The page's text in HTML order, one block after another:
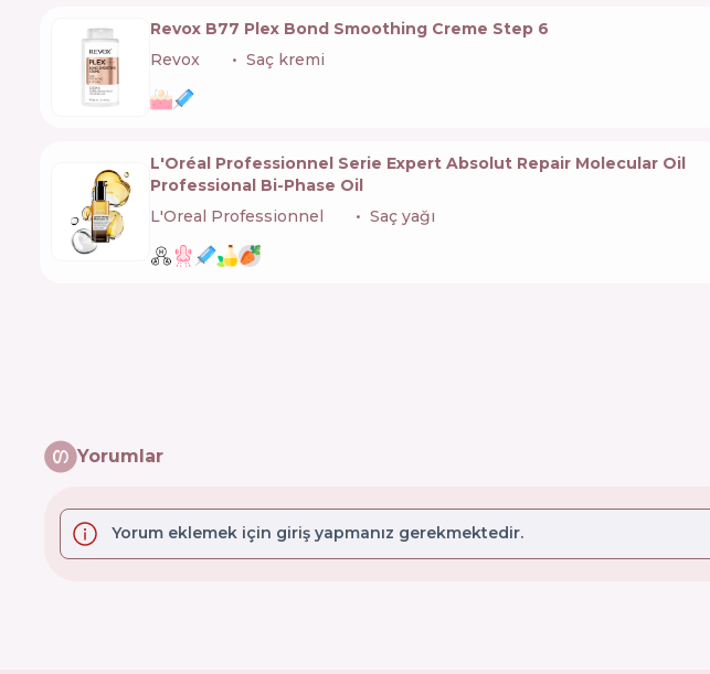
Revox B77 Plex Bond Smoothing Creme Step 6
Revox
Saç kremi
L'Oréal Professionnel Serie Expert Absolut Repair Molecular Oil
Professional Bi-Phase Oil
L'Oreal Professionnel
Saç yağı
Yorumlar
Yorum eklemek için giriş yapmanız gerekmektedir.